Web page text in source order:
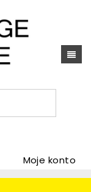
Moje konto